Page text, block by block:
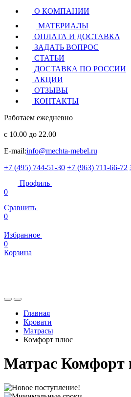
О КОМПАНИИ
МАТЕРИАЛЫ
ОПЛАТА И ДОСТАВКА
ЗАДАТЬ ВОПРОС
СТАТЬИ
ДОСТАВКА ПО РОССИИ
АКЦИИ
ОТЗЫВЫ
КОНТАКТЫ
Работаем ежедневно
с 10.00 до 22.00
E-mail:info@mechta-mebel.ru
+7 (495) 744-51-30 +7 (963) 711-66-72
Профиль
0
Сравнить
0
Избранное
0
Корзина
Главная
Кровати
Матрасы
Комфорт плюс
Матрас Комфорт